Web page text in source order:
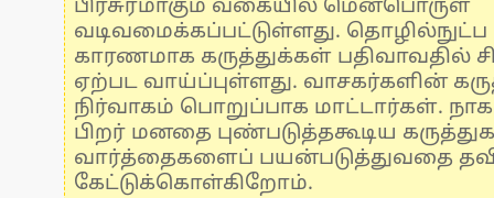
பிரசுரமாகும் வகையில் மென்பொருள்
வடிவமைக்கப்பட்டுள்ளது.
காரணமாக கருத்துக்கள் பதிவாவதில்
ஏற்பட வாய்ப்புள்ளது. வாசகர்களின்
நிர்வாகம் பொறுப்பாக மாட்டார்கள்.
பிறர் மனதை புண்படுத்தகூடிய
வார்த்தைகளைப் பயன்படுத்துவதை
கேட்டுக்கொள்கிறோம்.